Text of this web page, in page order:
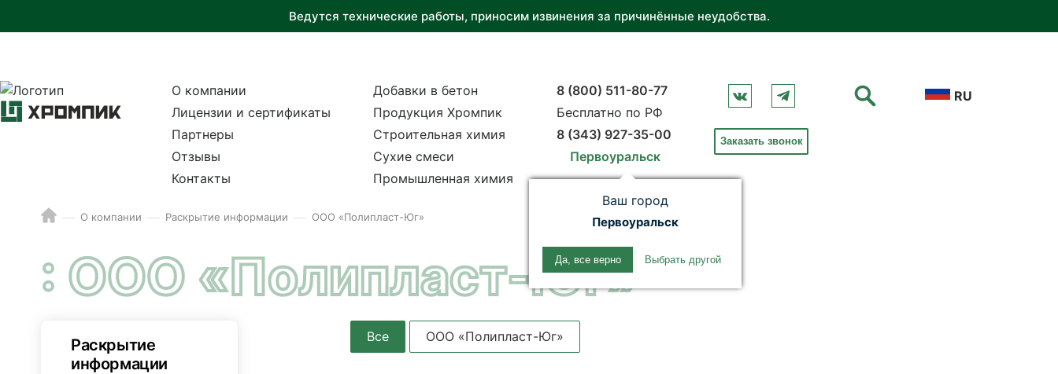
Ведутся технические работы, приносим извинения за причинённые неудобства.
О компании
Лицензии и сертификаты
Партнеры
Отзывы
Контакты
Добавки в бетон
Продукция Хромпик
Строительная химия
Сухие смеси
Промышленная химия
8 (800) 511-80-77
Бесплатно по РФ
8 (343) 927-35-00
Первоуральск
Ваш город
Первоуральск
Да, все верно Выбрать другой
Заказать звонок
RU
О компании Раскрытие информации ООО «Полипласт-Юг»
: ООО «Полипласт-Юг»
Раскрытие
информации
Все ООО «Полипласт-Юг»